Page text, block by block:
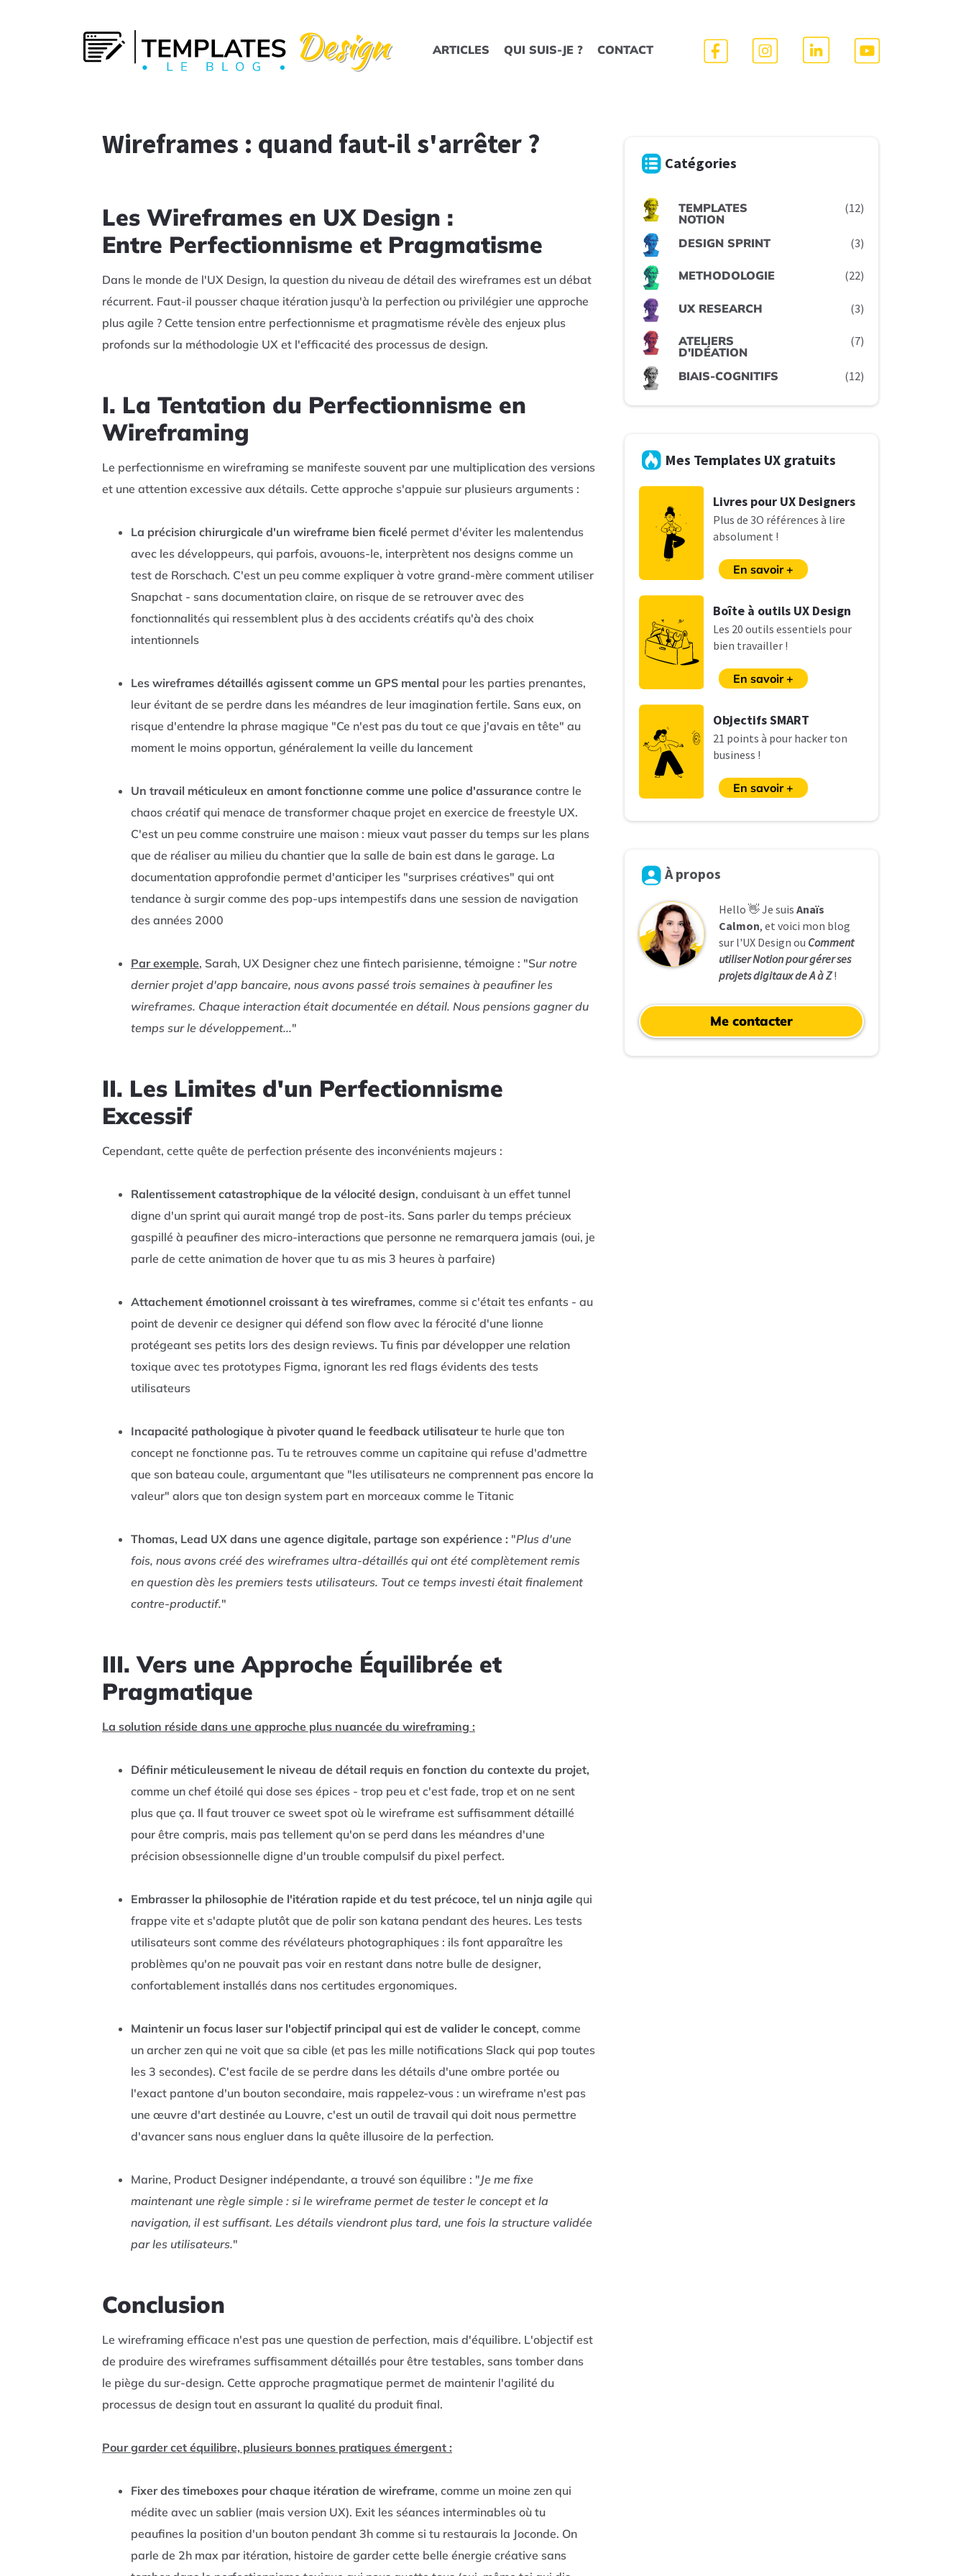
ARTICLES QUI SUIS-JE ? CONTACT
Wireframes : quand faut-il s'arrêter ?
Les Wireframes en UX Design :
Entre Perfectionnisme et Pragmatisme
Dans le monde de l'UX Design, la question du niveau de détail des wireframes est un débat
récurrent. Faut-il pousser chaque itération jusqu'à la perfection ou privilégier une approche
plus agile ? Cette tension entre perfectionnisme et pragmatisme révèle des enjeux plus
profonds sur la méthodologie UX et l'efficacité des processus de design.
I. La Tentation du Perfectionnisme en
Wireframing
Le perfectionnisme en wireframing se manifeste souvent par une multiplication des versions
et une attention excessive aux détails. Cette approche s'appuie sur plusieurs arguments :
La précision chirurgicale d'un wireframe bien ficelé permet d'éviter les malentendus
avec les développeurs, qui parfois, avouons-le, interprètent nos designs comme un
test de Rorschach. C'est un peu comme expliquer à votre grand-mère comment utiliser
Snapchat - sans documentation claire, on risque de se retrouver avec des
fonctionnalités qui ressemblent plus à des accidents créatifs qu'à des choix
intentionnels
Les wireframes détaillés agissent comme un GPS mental pour les parties prenantes,
leur évitant de se perdre dans les méandres de leur imagination fertile. Sans eux, on
risque d'entendre la phrase magique "Ce n'est pas du tout ce que j'avais en tête" au
moment le moins opportun, généralement la veille du lancement
Un travail méticuleux en amont fonctionne comme une police d'assurance contre le
chaos créatif qui menace de transformer chaque projet en exercice de freestyle UX.
C'est un peu comme construire une maison : mieux vaut passer du temps sur les plans
que de réaliser au milieu du chantier que la salle de bain est dans le garage. La
documentation approfondie permet d'anticiper les "surprises créatives" qui ont
tendance à surgir comme des pop-ups intempestifs dans une session de navigation
des années 2000
Par exemple, Sarah, UX Designer chez une fintech parisienne, témoigne : "Sur notre
dernier projet d'app bancaire, nous avons passé trois semaines à peaufiner les
wireframes. Chaque interaction était documentée en détail. Nous pensions gagner du
temps sur le développement..."
II. Les Limites d'un Perfectionnisme
Excessif
Cependant, cette quête de perfection présente des inconvénients majeurs :
Ralentissement catastrophique de la vélocité design, conduisant à un effet tunnel
digne d'un sprint qui aurait mangé trop de post-its. Sans parler du temps précieux
gaspillé à peaufiner des micro-interactions que personne ne remarquera jamais (oui, je
parle de cette animation de hover que tu as mis 3 heures à parfaire)
Attachement émotionnel croissant à tes wireframes, comme si c'était tes enfants - au
point de devenir ce designer qui défend son flow avec la férocité d'une lionne
protégeant ses petits lors des design reviews. Tu finis par développer une relation
toxique avec tes prototypes Figma, ignorant les red flags évidents des tests
utilisateurs
Incapacité pathologique à pivoter quand le feedback utilisateurte hurle que ton
concept ne fonctionne pas. Tu te retrouves comme un capitaine qui refuse d'admettre
que son bateau coule, argumentant que "les utilisateurs ne comprennent pas encore la
valeur" alors que ton design system part en morceaux comme le Titanic
Thomas, Lead UX dans une agence digitale, partage son expérience : "Plus d'une
fois, nous avons créé des wireframes ultra-détaillés qui ont été complètement remis
en question dès les premiers tests utilisateurs. Tout ce temps investi était finalement
contre-productif."
III. Vers une Approche Équilibrée et
Pragmatique
La solution réside dans une approche plus nuancée du wireframing :
Définir méticuleusement le niveau de détail requis en fonction du contexte du projet,
comme un chef étoilé qui dose ses épices - trop peu et c'est fade, trop et on ne sent
plus que ça. Il faut trouver ce sweet spot où le wireframe est suffisamment détaillé
pour être compris, mais pas tellement qu'on se perd dans les méandres d'une
précision obsessionnelle digne d'un trouble compulsif du pixel perfect.
Embrasser la philosophie de l'itération rapide et du test précoce, tel un ninja agile qui
frappe vite et s'adapte plutôt que de polir son katana pendant des heures. Les tests
utilisateurs sont comme des révélateurs photographiques : ils font apparaître les
problèmes qu'on ne pouvait pas voir en restant dans notre bulle de designer,
confortablement installés dans nos certitudes ergonomiques.
Maintenir un focus laser sur l'objectif principal qui est de valider le concept, comme
un archer zen qui ne voit que sa cible (et pas les mille notifications Slack qui pop toutes
les 3 secondes). C'est facile de se perdre dans les détails d'une ombre portée ou
l'exact pantone d'un bouton secondaire, mais rappelez-vous : un wireframe n'est pas
une œuvre d'art destinée au Louvre, c'est un outil de travail qui doit nous permettre
d'avancer sans nous engluer dans la quête illusoire de la perfection.
Marine, Product Designer indépendante, a trouvé son équilibre : "Je me fixe
maintenant une règle simple : si le wireframe permet de tester le concept et la
navigation, il est suffisant. Les détails viendront plus tard, une fois la structure validée
par les utilisateurs."
Conclusion
Le wireframing efficace n'est pas une question de perfection, mais d'équilibre. L'objectif est
de produire des wireframes suffisamment détaillés pour être testables, sans tomber dans
le piège du sur-design. Cette approche pragmatique permet de maintenir l'agilité du
processus de design tout en assurant la qualité du produit final.
Pour garder cet équilibre, plusieurs bonnes pratiques émergent :
Fixer des timeboxes pour chaque itération de wireframe, comme un moine zen qui
médite avec un sablier (mais version UX). Exit les séances interminables où tu
peaufines la position d'un bouton pendant 3h comme si tu restaurais la Joconde. On
parle de 2h max par itération, histoire de garder cette belle énergie créative sans
Catégories
TEMPLATES
NOTION
(12)
DESIGN SPRINT (3)
METHODOLOGIE (22)
UX RESEARCH (3)
ATELIERS
D'IDÉATION
(7)
BIAIS-COGNITIFS (12)
Mes Templates UX gratuits
Livres pour UX Designers
Plus de 3O références à lire
absolument !
En savoir +
Boîte à outils UX Design
Les 20 outils essentiels pour
bien travailler !
En savoir +
Objectifs SMART
21 points à pour hacker ton
business !
En savoir +
À propos
Hello 👋 Je suis Anaïs
Calmon, et voici mon blog
sur l'UX Design ou Comment
utiliser Notion pour gérer ses
projets digitaux de A à Z!
Me contacter